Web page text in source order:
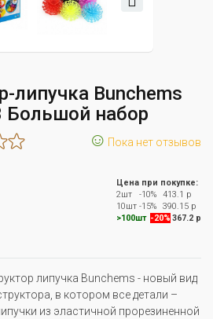
липучка Bunchems
Большой набор
☺ Пока нет отзывов
Цена при покупке:
2шт
-10%
413.1 р
10шт -15%
390.15 р
>100шт -20% 367.2 р
липучка Bunchems - новый вид
в котором все детали –
из эластичной прорезиненной